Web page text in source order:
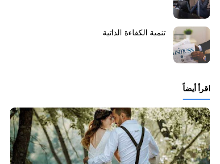
تنمية الكفاءة الذاتية
اقرأ أيضاً